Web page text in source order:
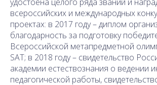
всероссийских и международных
проектах: в 2017 году – диплом
благодарность за подготовку
Всероссийской метапредметной
SAT; в 2018 году – свидетельство
академии естествознания о ведении
педагогической работы,